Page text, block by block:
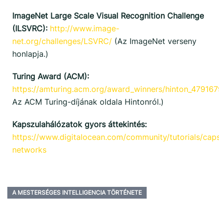
ImageNet Large Scale Visual Recognition Challenge
(ILSVRC): http://www.image-
net.org/challenges/LSVRC/ (Az ImageNet verseny
honlapja.)
Turing Award (ACM):
https://amturing.acm.org/award_winners/
Az ACM Turing-díjának oldala Hintonról.)
Kapszulahálózatok gyors áttekintés:
https://www.digitalocean.com/community/tutorials/
networks
A MESTERSÉGES INTELLIGENCIA TÖRTÉNETE